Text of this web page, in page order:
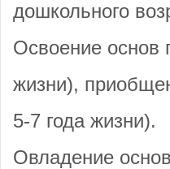
дошкольного
Освоение основ
жизни),
5-7 года жизни).
Овладение